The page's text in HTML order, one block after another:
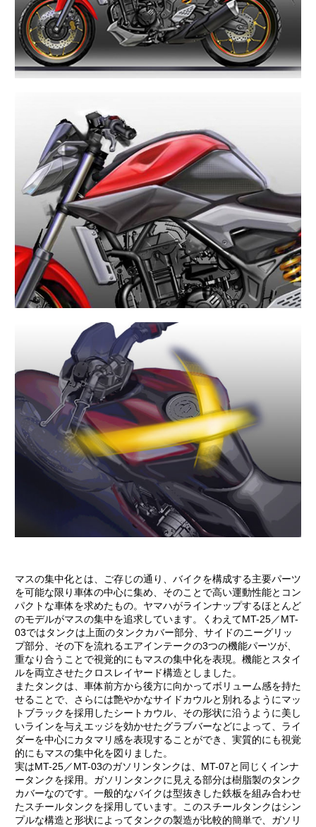
マスの集中化とは、ご存じの通り、バイクを構成する主要パーツ
を可能な限り車体の中心に集め、そのことで高い運動性能とコン
パクトな車体を求めたもの。ヤマハがラインナップするほとんど
のモデルがマスの集中を追求しています。くわえてMT-25／MT-
03ではタンクは上面のタンクカバー部分、サイドのニーグリッ
プ部分、その下を流れるエアインテークの3つの機能パーツが、
重なり合うことで視覚的にもマスの集中化を表現。機能とスタイ
ルを両立させたクロスレイヤード構造としました。
またタンクは、車体前方から後方に向かってボリューム感を持た
せることで、さらには艶やかなサイドカウルと別れるようにマッ
トブラックを採用したシートカウル、その形状に沿うように美し
いラインを与えエッジを効かせたグラブバーなどによって、ライ
ダーを中心にカタマリ感を表現することができ、実質的にも視覚
的にもマスの集中化を図りました。
実はMT-25／MT-03のガソリンタンクは、MT-07と同じくインナ
ータンクを採用。ガソリンタンクに見える部分は樹脂製のタンク
カバーなのです。一般的なバイクは型抜きした鉄板を組み合わせ
たスチールタンクを採用しています。このスチールタンクはシン
プルな構造と形状によってタンクの製造が比較的簡単で、ガソリ